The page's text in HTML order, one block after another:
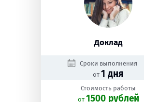
Доклад
Сроки выполнения
от 1 дня
Стоимость работы
oт 1500 рублей